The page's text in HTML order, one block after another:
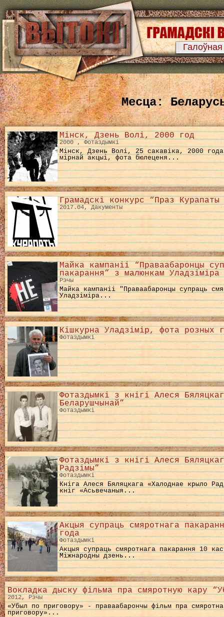
Галоўная
Месца:
Мінск, Дзень Волі, 2000 год
2000 , Фотаздымкі
Мінск, Дзень Волі, 25 сакавіка, 2000
мірнай акцыі, фота бюлеценя...
Грамадскі конкурс “Праз Курапаты
2017.04, Дакументы
Майка кампаніі “Праваабаронцы
пакарання” з малюнкам Уладзіміра
Рэчы
Майка кампаніі "Праваабаронцы супраць
Уладзіміра...
Кішкурна Уладзімір, фота розных
Фотаздымкі
Фотаздымкі з кнігі Алеся
Беларушчынай”
Фотаздымкі
Фотаздымкі з кнігі Алеся
Радзімы”
Фотаздымкі
Кніга Алеся Бяляцкага «Халоднае крыло
кніг «Асьвечаныя...
Акцыя супраць смяротнага
года
Фотаздымкі
Акцыя супраць смяротнага пакарання 10
Міжнародны дзень...
Вокладка дыску фільма пра смяротную кару
2012, Рэчы
«Убыл по приговору» - праваабарончы фільм пра
приговору»...